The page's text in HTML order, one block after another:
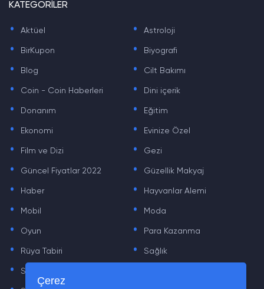
KATEGORİLER
. Aktüel . Astroloji
. BirKupon . Biyografi
. Blog . Cilt Bakımı
. Coin - Coin Haberleri . Dini içerik
. Donanım . Eğitim
. Ekonomi . Evinize Özel
. Film ve Dizi . Gezi
. Güncel Fiyatlar 2022 . Güzellik Makyaj
. Haber . Hayvanlar Alemi
. Mobil . Moda
. Oyun . Para Kazanma
. Rüya Tabiri . Sağlık
. Sinema .
. Çerez